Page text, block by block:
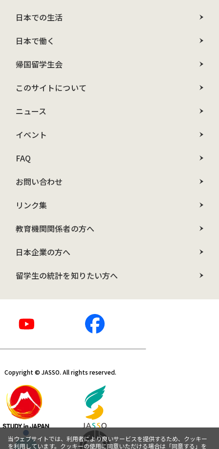
日本での生活
日本で働く
帰国留学生会
このサイトについて
ニュース
イベント
FAQ
お問い合わせ
リンク集
教育機関関係者の方へ
日本企業の方へ
留学生の統計を知りたい方へ
Copyright © JASSO. All rights reserved.
当ウェブサイトでは、利用者により良いサービスを提供するため、クッキー
を利用しています。クッキーの使用に同意いただける場合は「同意する」を